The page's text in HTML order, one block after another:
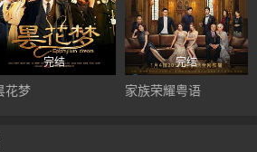
完结
花梦
完结
家族荣耀粤语